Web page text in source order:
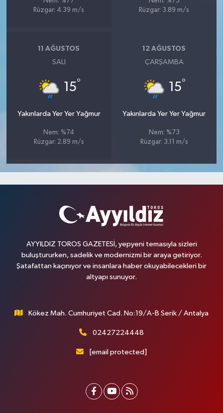
Rüzgar: 4.39 m/s
Rüzgar: 3.89 m/s
11 AĞUSTOS
SALI
15°
Yakınlarda Yer Yer Yağmur
Nem: %74
Rüzgar: 2.89 m/s
12 AĞUSTOS
ÇARŞAMBA
15°
Yakınlarda Yer Yer Yağmur
Nem: %73
Rüzgar: 3.11 m/s
AYYILDIZ TOROS GAZETESİ, yepyeni temasıyla sizleri
buluştururken, sadelik ve modernizmi bir araya getiriyor.
Şatafattan kaçınıyor ve insanlara haber okuyabilecekleri bir
altyapı sunuyor.
Kökez Mah. Cumhuriyet Cad. No:19/A-B Serik / Antalya
02427224448
[email protected]